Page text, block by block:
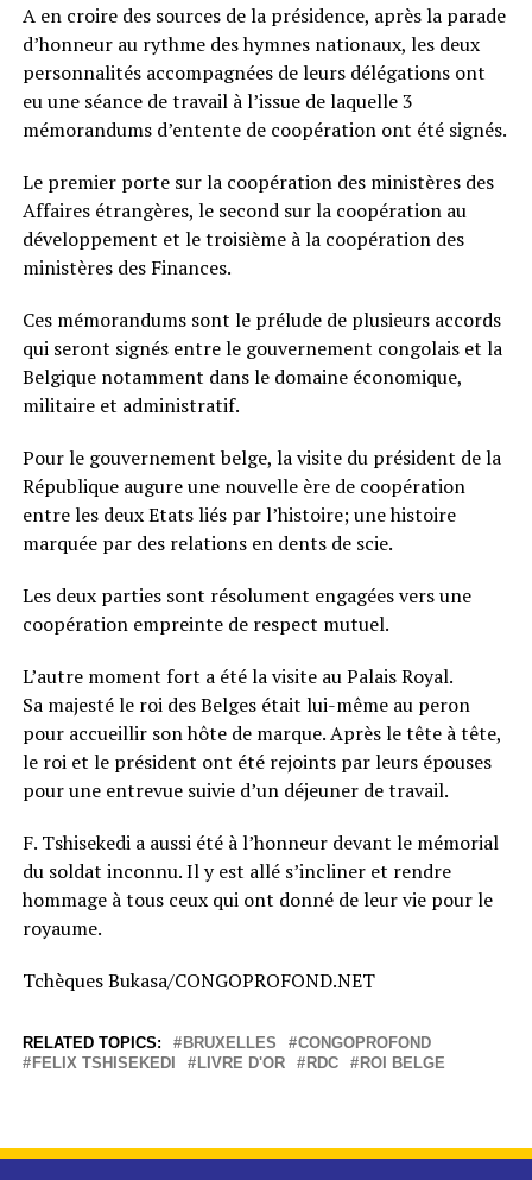
A en croire des sources de la présidence, après la parade
d’honneur au rythme des hymnes nationaux, les deux
personnalités accompagnées de leurs délégations ont
eu une séance de travail à l’issue de laquelle 3
mémorandums d’entente de coopération ont été signés.
Le premier porte sur la coopération des ministères des
Affaires étrangères, le second sur la coopération au
développement et le troisième à la coopération des
ministères des Finances.
Ces mémorandums sont le prélude de plusieurs accords
qui seront signés entre le gouvernement congolais et la
Belgique notamment dans le domaine économique,
militaire et administratif.
Pour le gouvernement belge, la visite du président de la
République augure une nouvelle ère de coopération
entre les deux Etats liés par l’histoire; une histoire
marquée par des relations en dents de scie.
Les deux parties sont résolument engagées vers une
coopération empreinte de respect mutuel.
L’autre moment fort a été la visite au Palais Royal.
Sa majesté le roi des Belges était lui-même au peron
pour accueillir son hôte de marque. Après le tête à tête,
le roi et le président ont été rejoints par leurs épouses
pour une entrevue suivie d’un déjeuner de travail.
F. Tshisekedi a aussi été à l’honneur devant le mémorial
du soldat inconnu. Il y est allé s’incliner et rendre
hommage à tous ceux qui ont donné de leur vie pour le
royaume.
Tchèques Bukasa/CONGOPROFOND.NET
RELATED TOPICS: BRUXELLES
CONGOPROFOND
FELIX TSHISEKEDI
LIVRE D'OR RDC ROI BELGE